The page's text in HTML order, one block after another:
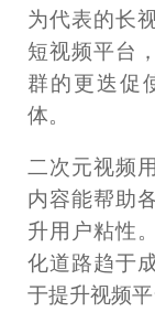
为代表的长
短视频平台
群的更迭促
体。
二次元视频
内容能帮助
升用户粘性
化道路趋于
于提升视频平